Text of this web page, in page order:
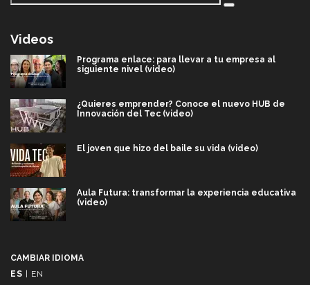
Videos
Programa enlace: para llevar a tu empresa al
siguiente nivel (video)
¿Quieres emprender? Conoce el nuevo HUB de
Innovación del Tec (video)
El joven que hizo del baile su vida (video)
Aula Futura: transformar la experiencia educativa
(video)
CAMBIAR IDIOMA
ES | EN